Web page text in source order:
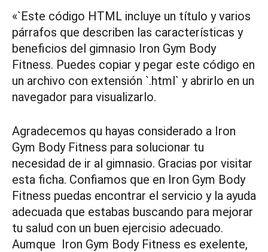
«`Este código HTML incluye un título y varios
párrafos que describen las características y
beneficios del gimnasio Iron Gym Body
Fitness. Puedes copiar y pegar este código en
un archivo con extensión `.html` y abrirlo en un
navegador para visualizarlo.
Agradecemos qu hayas considerado a Iron
Gym Body Fitness para solucionar tu
necesidad de ir al gimnasio. Gracias por visitar
esta ficha. Confiamos que en Iron Gym Body
Fitness puedas encontrar el servicio y la ayuda
adecuada que estabas buscando para mejorar
tu salud con un buen ejercisio adecuado.
Aumque Iron Gym Body Fitness es exelente,